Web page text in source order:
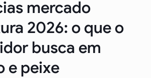
mercado
2026: o que o
busca em
e peixe